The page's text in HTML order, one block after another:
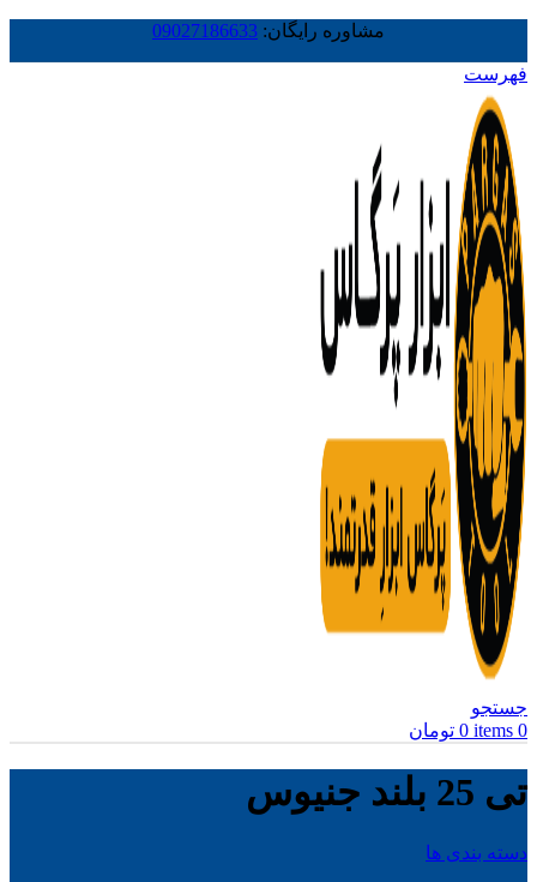
مشاوره رایگان: 09027186633
فهرست
جستجو
0
items
0 تومان
تی 25 بلند جنیوس
دسته بندی ها